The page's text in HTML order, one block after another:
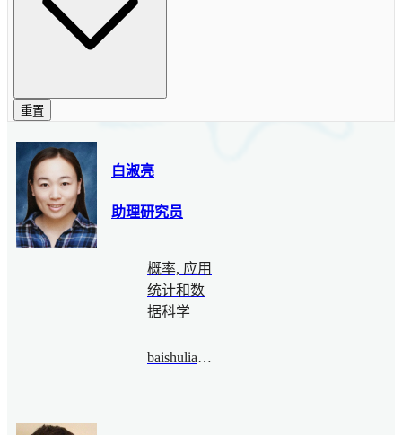
重置
白淑亮
助理研究员
概率, 应用
统计和数
据科学
baishuliang@bimsa.cn